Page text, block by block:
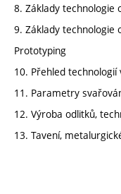
8. Základy technologie
9. Základy technologie
Prototyping
10. Přehled
11. Parametry
12. Výroba odlitků,
13. Tavení,